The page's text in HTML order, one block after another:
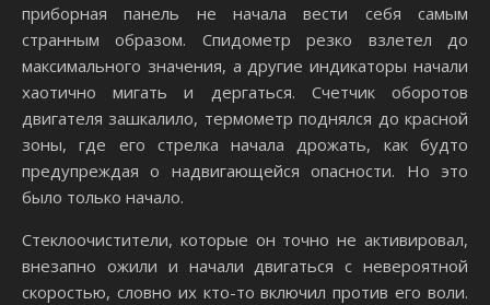
приборная панель не начала вести себя самым
странным образом. Спидометр резко взлетел до
максимального значения, а другие индикаторы начали
хаотично мигать и дергаться. Счетчик оборотов
двигателя зашкалило, термометр поднялся до красной
зоны, где его стрелка начала дрожать, как будто
предупреждая о надвигающейся опасности. Но это
было только начало.
Стеклоочистители, которые он точно не активировал,
внезапно ожили и начали двигаться с невероятной
скоростью, словно их кто-то включил против его воли.